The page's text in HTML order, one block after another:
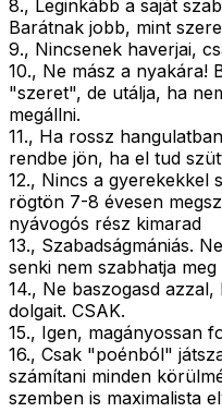
8., Leginkább a saját
Barátnak jobb, mint
9., Nincsenek haverjai,
10., Ne mász a nyakára!
"szeret", de utálja, ha
megállni.
11., Ha rossz
rendbe jön, ha el tud
12., Nincs a gyerekekkel
rögtön 7-8 évesen
nyávogós rész kimarad
13., Szabadságmániás.
senki nem szabhatja
14., Ne baszogasd
dolgait. CSAK.
15., Igen, magányossan
16., Csak "poénból"
számítani minden
szemben is maximalista